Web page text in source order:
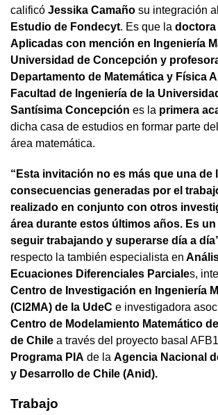
calificó Jessika Camaño su integración al
Estudio de Fondecyt. Es que la doctora
Aplicadas con mención en Ingeniería
Universidad de Concepción y
Departamento de Matemática y Física
Facultad de Ingeniería de la
Santísima Concepción es la primera
dicha casa de estudios en formar parte
área matemática.
“Esta invitación no es más que una de
consecuencias generadas por el
realizado en conjunto con otros
área durante estos últimos años. Es
seguir trabajando y superarse día a
respecto la también especialista en
Ecuaciones Diferenciales Parciales,
Centro de Investigación en Ingeniería
(CI2MA) de la UdeC e investigadora
Centro de Modelamiento Matemático
de Chile a través del proyecto basal
Programa PIA de la Agencia Nacional
y Desarrollo de Chile (Anid).
Trabajo